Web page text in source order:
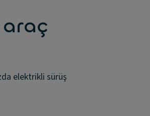
elektrikli sürüş